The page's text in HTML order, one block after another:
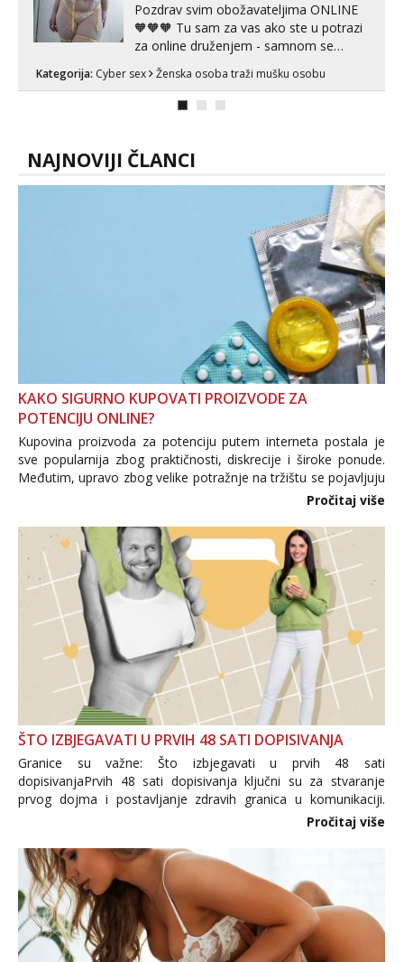
Pozdrav svim obožavateljima ONLINE
🧡🧡🧡 Tu sam za vas ako ste u potrazi
za online druženjem - samnom se
možete zabaviti preko videopoziva, ili
ako vam nisam dovoljna radim i u paru i
trojci s kolegicama, svaka je drugačija
Kategorija: Cyber sex Ženska osoba traži mušku osobu
NAJNOVIJI ČLANCI
KAKO SIGURNO KUPOVATI PROIZVODE ZA
POTENCIJU ONLINE?
Kupovina proizvoda za potenciju putem interneta postala je
sve popularnija zbog praktičnosti, diskrecije i široke ponude.
Međutim, upravo zbog velike potražnje na tržištu se pojavljuju
i brojni krivotvoreni proizvodi, nepouzdane internetske
Pročitaj više
ŠTO IZBJEGAVATI U PRVIH 48 SATI DOPISIVANJA
Granice su važne: Što izbjegavati u prvih 48 sati
dopisivanjaPrvih 48 sati dopisivanja ključni su za stvaranje
prvog dojma i postavljanje zdravih granica u komunikaciji.
Važno je izbjeći prebrzo otkrivanje osobnih ili intimnih
informacija, jer nepoznata osoba još nije zaslužila to
povjerenje. Takođe...
Pročitaj više